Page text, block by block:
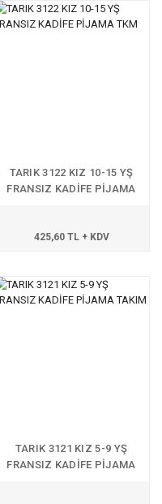
TARIK 3122 KIZ 10-15 YŞ
FRANSIZ KADİFE PİJAMA
425,60 TL + KDV
TARIK 3121 KIZ 5-9 YŞ
FRANSIZ KADİFE PİJAMA